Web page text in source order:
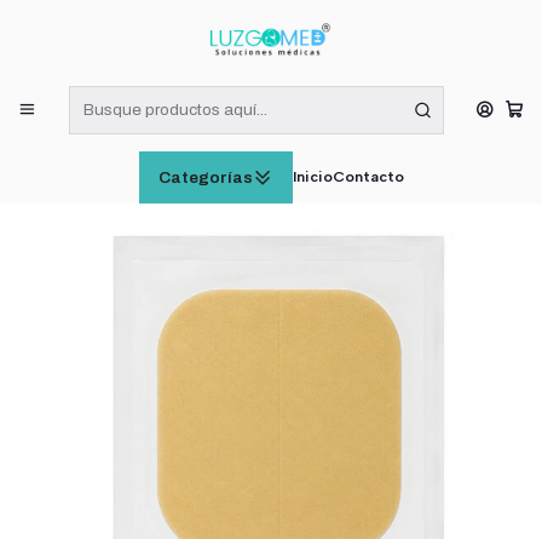
Categorías InicioContacto
¡RECIBE HOY! COMPRAS DE LUNES A VIERNES HASTA LAS 16:00
Inicio
INSUMOS MÉDICOS
Duoderm Extra Thin 10x10 Convatec (Unidad)